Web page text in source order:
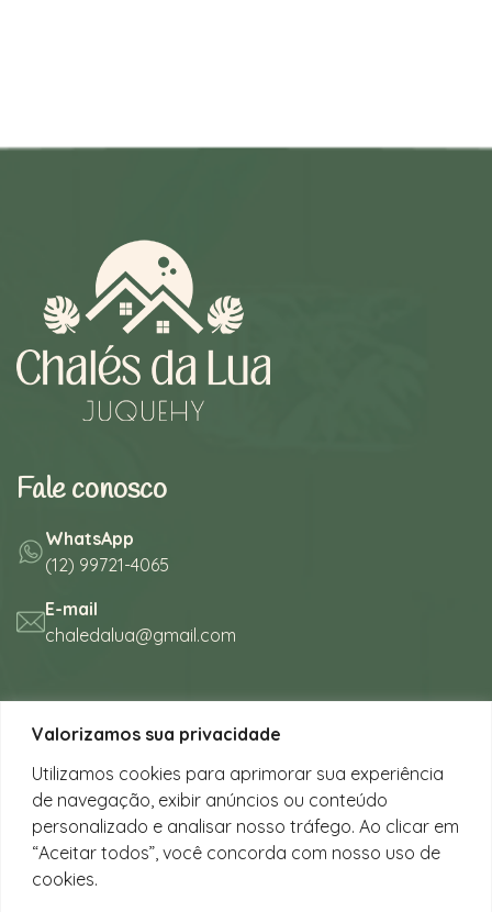
Valorizamos sua privacidade
Utilizamos cookies para aprimorar sua experiência
de navegação, exibir anúncios ou conteúdo
personalizado e analisar nosso tráfego. Ao clicar em
“Aceitar todos”, você concorda com nosso uso de
cookies.
Fale conosco
WhatsApp
(12) 99721-4065
E-mail
chaledalua@gmail.com
Seu refúgio em meio à natureza
na bela praia de Juquehy.
Instagram
@chalesdaluajuquehy